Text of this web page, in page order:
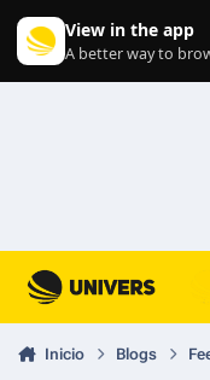
View in the app
A better way to
Inicio Blogs